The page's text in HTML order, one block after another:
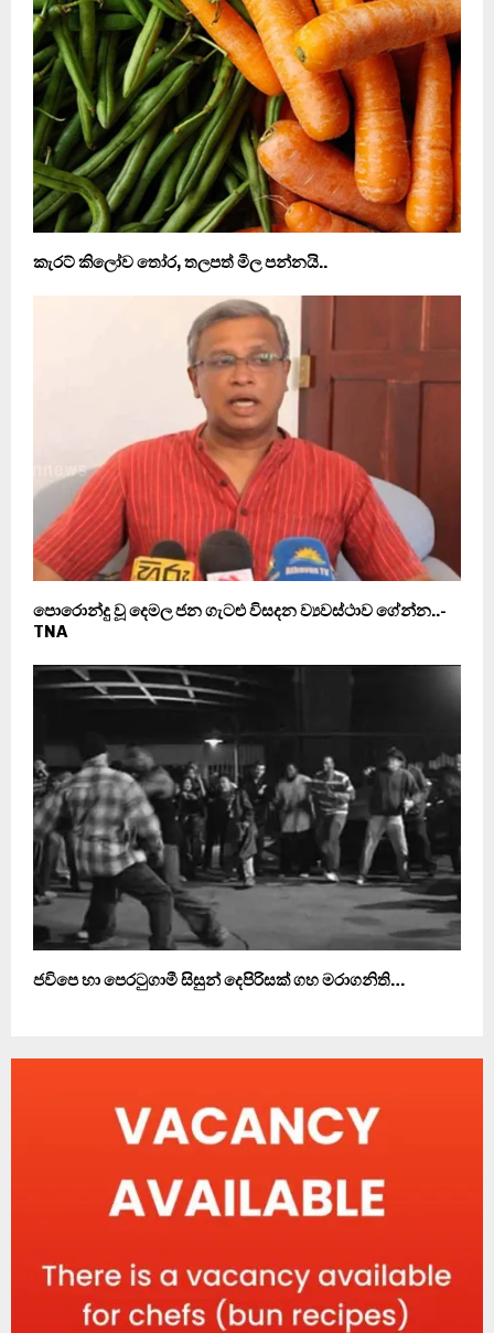
කැරට් කිලෝව තෝර, තලපත් මිල පන්නයි..
පොරොන්දු වූ දෙමල ජන ගැටළු විසදන ව්‍යවස්ථාව ගේන්න..-
TNA
ජවිපෙ හා පෙරටුගාමී සිසුන් දෙපිරිසක් ගහ මරාගනිති…